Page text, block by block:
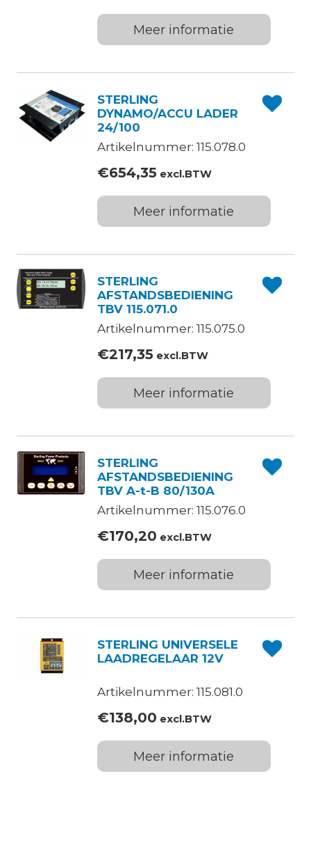
Meer informatie
STERLING
DYNAMO/ACCU LADER
24/100
Artikelnummer: 115.078.0
€654,35excl.BTW
Meer informatie
STERLING
AFSTANDSBEDIENING
TBV 115.071.0
Artikelnummer: 115.075.0
€217,35excl.BTW
Meer informatie
STERLING
AFSTANDSBEDIENING
TBV A-t-B 80/130A
Artikelnummer: 115.076.0
€170,20 excl.BTW
Meer informatie
STERLING UNIVERSELE
LAADREGELAAR 12V
Artikelnummer: 115.081.0
€138,00 excl.BTW
Meer informatie